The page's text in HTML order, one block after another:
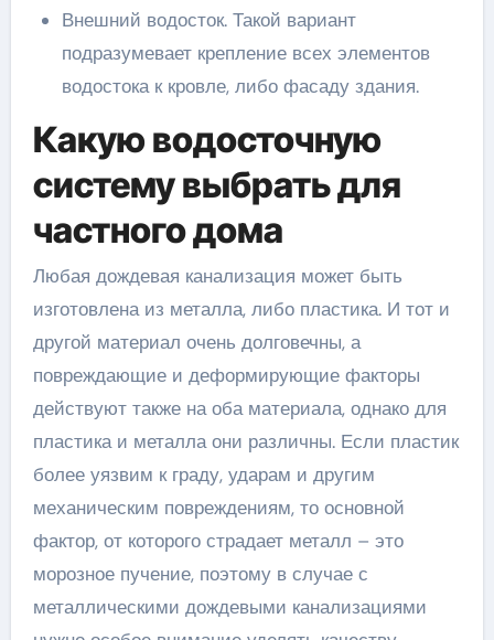
Внешний водосток. Такой вариант
подразумевает крепление всех элементов
водостока к кровле, либо фасаду здания.
Какую водосточную
систему выбрать для
частного дома
Любая дождевая канализация может быть
изготовлена из металла, либо пластика. И тот и
другой материал очень долговечны, а
повреждающие и деформирующие факторы
действуют также на оба материала, однако для
пластика и металла они различны. Если пластик
более уязвим к граду, ударам и другим
механическим повреждениям, то основной
фактор, от которого страдает металл – это
морозное пучение, поэтому в случае с
металлическими дождевыми канализациями